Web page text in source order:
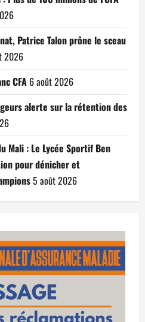
Patrice Talon prône le sceau
2026
CFA 6 août 2026
alerte sur la rétention des
Mali : Le Lycée Sportif Ben
pour dénicher et
5 août 2026